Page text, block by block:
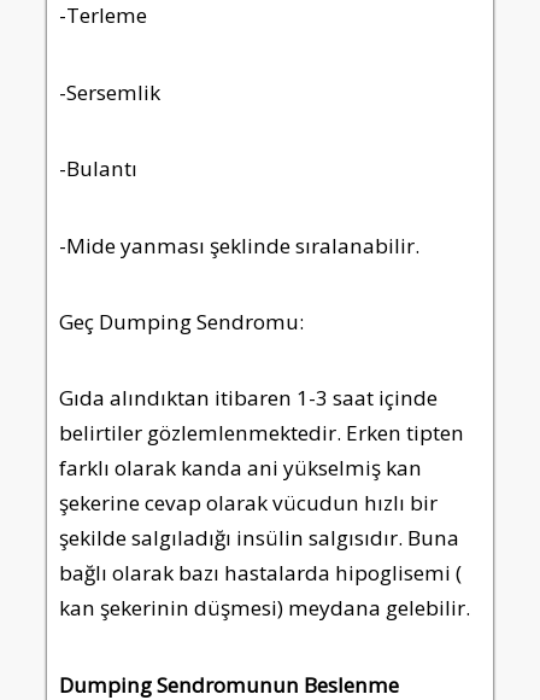
-Terleme
-Sersemlik
-Bulantı
-Mide yanması şeklinde sıralanabilir.
Geç Dumping Sendromu:
Gıda alındıktan itibaren 1-3 saat içinde
belirtiler gözlemlenmektedir. Erken tipten
farklı olarak kanda ani yükselmiş kan
şekerine cevap olarak vücudun hızlı bir
şekilde salgıladığı insülin salgısıdır. Buna
bağlı olarak bazı hastalarda hipoglisemi (
kan şekerinin düşmesi) meydana gelebilir.
Dumping Sendromunun Beslenme